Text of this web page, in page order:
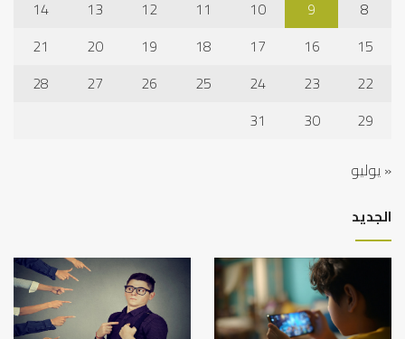
8
9
10
11
12
13
14
15
16
17
18
19
20
21
22
23
24
25
26
27
28
29
30
31
« يوليو
الجديد